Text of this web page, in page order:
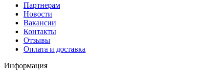
Партнерам
Новости
Вакансии
Контакты
Отзывы
Оплата и доставка
Информация